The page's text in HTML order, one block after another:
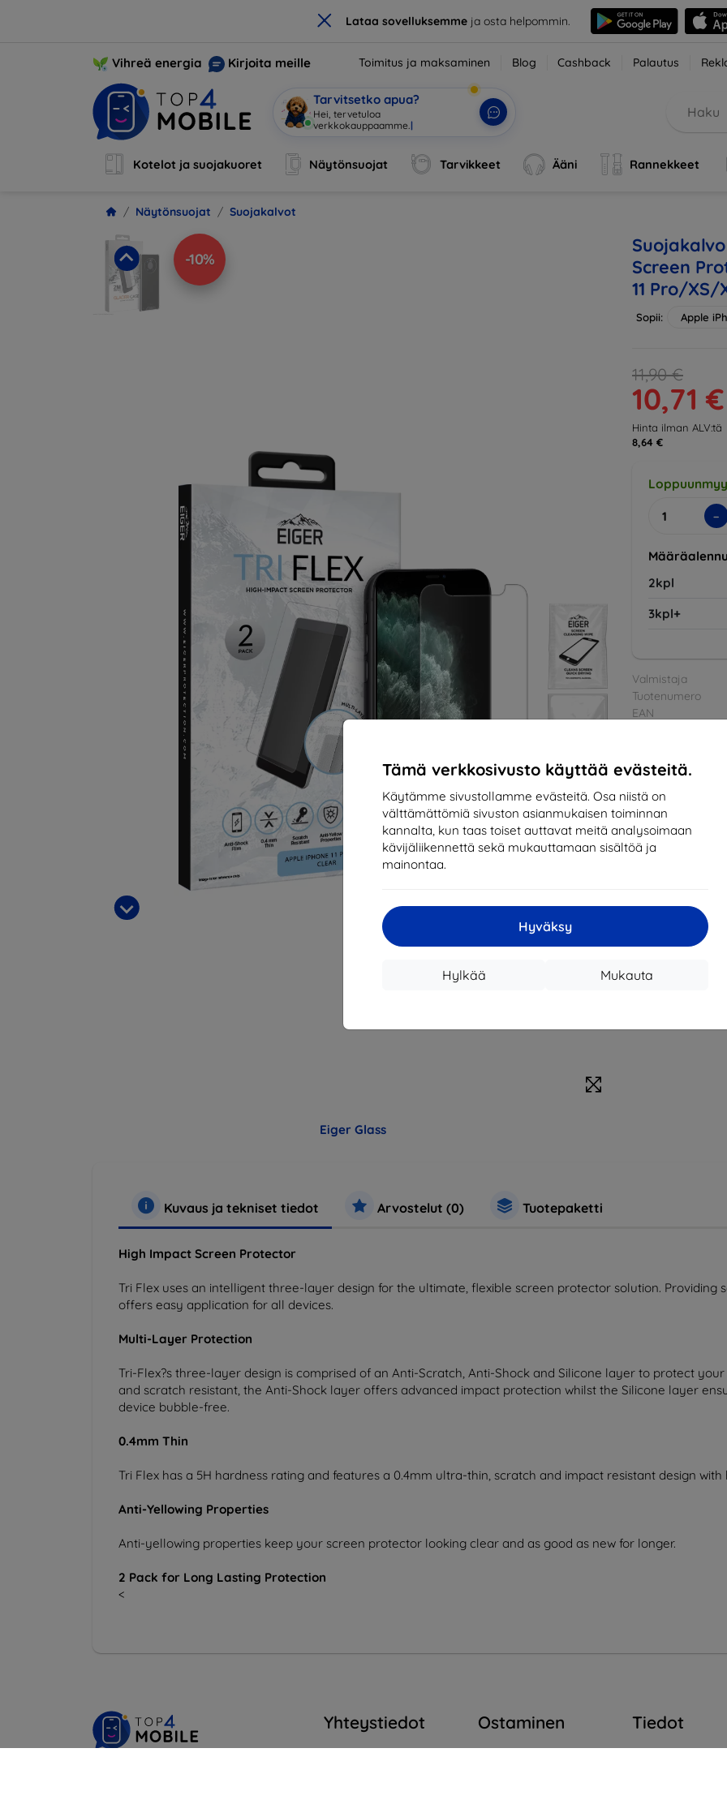
× Lataa sovelluksemmeja osta helpommin.
Tämä verkkosivusto käyttää evästeitä.
Käytämme sivustollamme evästeitä. Osa niistä on
välttämättömiä sivuston asianmukaisen toiminnan
kannalta, kun taas toiset auttavat meitä analysoimaan
kävijäliikennettä sekä mukauttamaan sisältöä ja
mainontaa.
Hyväksy
Mukauta
Hylkää
Vihreä energia Kirjoita meille Toimitus ja maksaminen Blog Cashback Palautus
Tarvitsetko apua?
Hei, tervetuloa verkkokauppaa
Kotelot ja suojakuoret Näytönsuojat Tarvikkeet Ääni Rannekkeet
Näytönsuojat Suojakalvot
-10%
Eiger Glass
Screen
11 Pro/XS/
Sopii: Apple
11,90 €
10,71 €
Hinta ilman ALV:tä
8,64 €
-
2kpl
3kpl+
Valmistaja
Tuotenumero
EAN
Kuvaus ja tekniset tiedot Arvostelut (0) Tuotepaketti
High Impact Screen Protector
Tri Flex uses an intelligent three-layer design for the ultimate, flexible screen protector solution. Providing
offers easy application for all devices.
Multi-Layer Protection
Tri-Flex?s three-layer design is comprised of an Anti-Scratch, Anti-Shock and Silicone layer to protect
and scratch resistant, the Anti-Shock layer offers advanced impact protection whilst the Silicone layer
device bubble-free.
0.4mm Thin
Tri Flex has a 5H hardness rating and features a 0.4mm ultra-thin, scratch and impact resistant design
Anti-Yellowing Properties
Anti-yellowing properties keep your screen protector looking clear and as good as new for longer.
2 Pack for Long Lasting Protection
<
Yhteystiedot Ostaminen Tiedot